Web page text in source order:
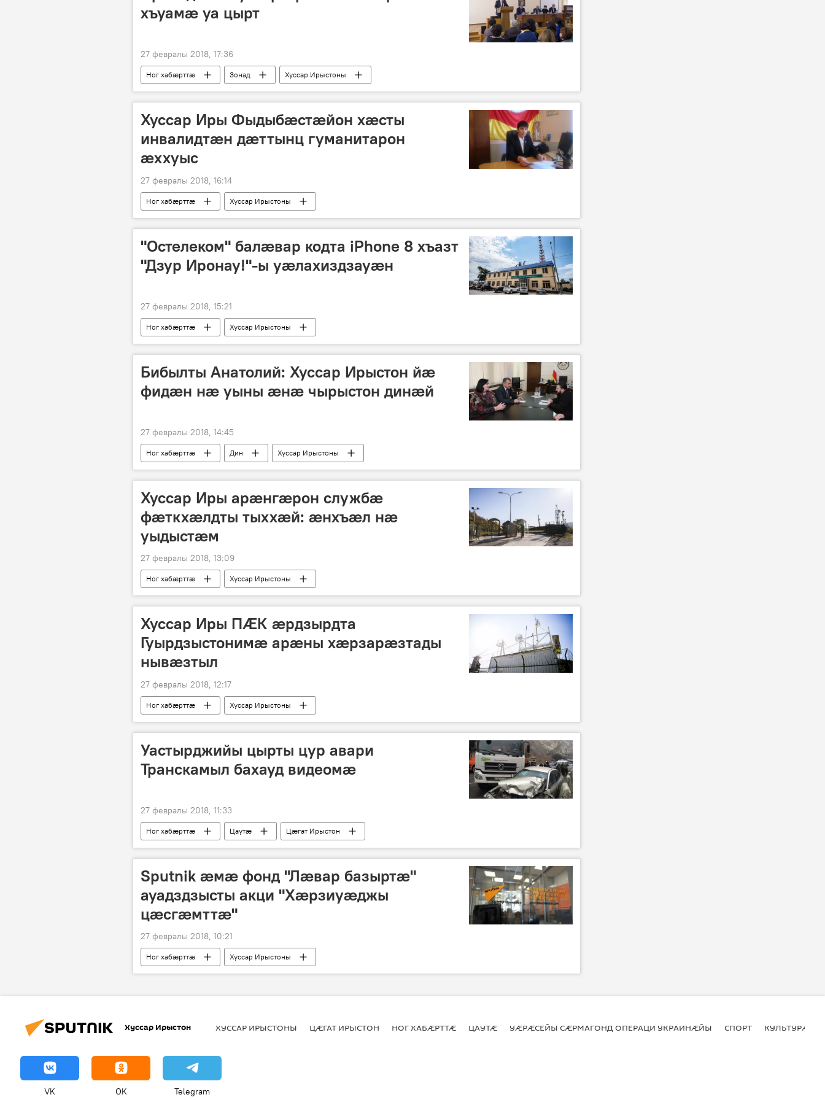
хъуамæ уа цырт
27 февралы 2018, 17:36
Ног хабӕрттӕ Зонад Хуссар Ирыстоны
Хуссар Иры Фыдыбæстæйон хæсты
инвалидтæн дæттынц гуманитарон
æххуыс
27 февралы 2018, 16:14
Ног хабӕрттӕ Хуссар Ирыстоны
"Остелеком" балæвар кодта iPhone 8 хъазт
"Дзур Иронау!"-ы уæлахиздзауæн
27 февралы 2018, 15:21
Ног хабӕрттӕ Хуссар Ирыстоны
Бибылты Анатолий: Хуссар Ирыстон йæ
фидæн нæ уыны æнæ чырыстон динæй
27 февралы 2018, 14:45
Ног хабӕрттӕ Дин Хуссар Ирыстоны
Хуссар Иры арæнгæрон службæ
фæткхæлдты тыххæй: æнхъæл нæ
уыдыстæм
27 февралы 2018, 13:09
Ног хабӕрттӕ Хуссар Ирыстоны
Хуссар Иры ПӔК æрдзырдта
Гуырдзыстонимæ арæны хæрзарæзтады
нывæзтыл
27 февралы 2018, 12:17
Ног хабӕрттӕ Хуссар Ирыстоны
Уастырджийы цырты цур авари
Транскамыл бахауд видеомæ
27 февралы 2018, 11:33
Ног хабӕрттӕ Цаутӕ Цӕгат Ирыстон
Sputnik æмæ фонд "Лæвар базыртæ"
ауадздзысты акци "Хæрзиуæджы
цæсгæмттæ"
27 февралы 2018, 10:21
Ног хабӕрттӕ Хуссар Ирыстоны
Хуссар Ирыстон ХУССАР ИРЫСТОНЫ ЦӔГАТ ИРЫСТОН НОГ ХАБӔРТТӔ ЦАУТӔ УӔРӔСЕЙЫ СӔРМАГОНД ОПЕРАЦИ УКРАИНӔЙЫ СПОРТ КУЛЬТУРӔ
VK OK Telegram